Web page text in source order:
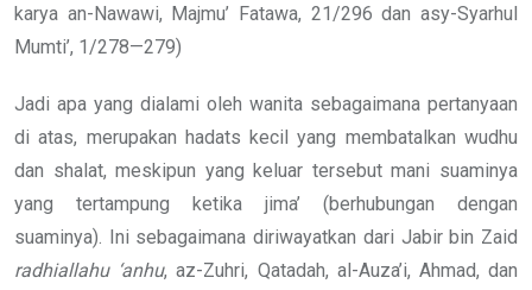
karya an-Nawawi, Majmu’ Fatawa, 21/296 dan asy-Syarhul
Mumti’, 1/278—279)
Jadi apa yang dialami oleh wanita sebagaimana pertanyaan
di atas, merupakan hadats kecil yang membatalkan wudhu
dan shalat, meskipun yang keluar tersebut mani suaminya
yang tertampung ketika jima’ (berhubungan dengan
suaminya). Ini sebagaimana diriwayatkan dari Jabir bin Zaid
radhiallahu ‘anhu, az-Zuhri, Qatadah, al-Auza’i, Ahmad, dan